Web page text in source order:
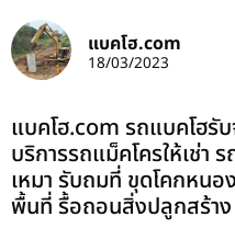
แบคโฮ.com
18/03/2023
แบคโฮ.com รถแบคโฮรั
บริการรถแม็คโครให้เช่า
เหมา รับถมที่ ขุดโคกหนอ
พื้นที่ รื้อถอนสิ่งปลูกสร้าง